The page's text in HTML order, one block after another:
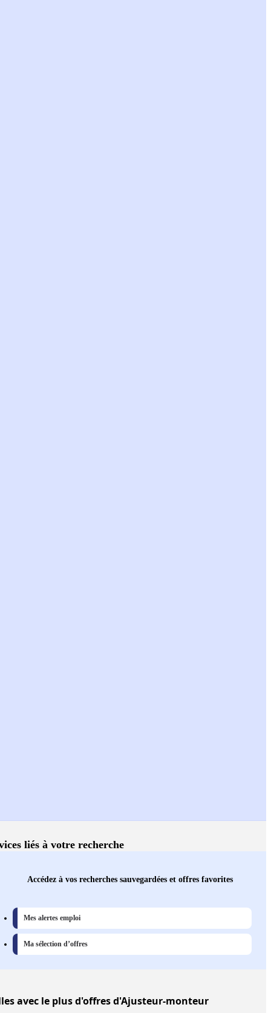
liés à votre recherche
Accédez à vos recherches sauvegardées et offres favorites
Mes alertes emploi
Ma sélection d’offres
avec le plus d'offres d'Ajusteur-monteur